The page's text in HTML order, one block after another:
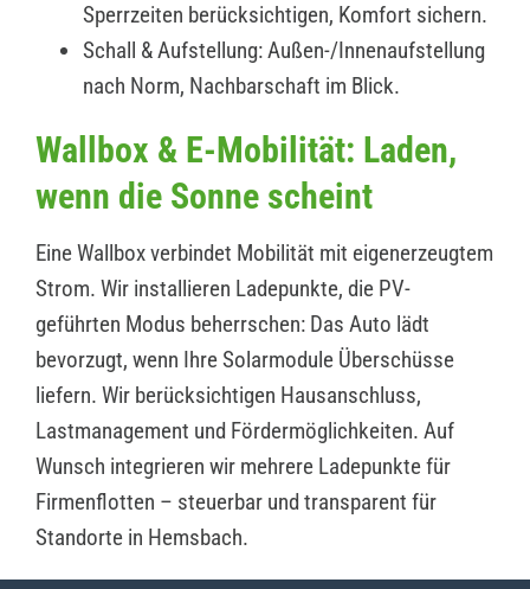
Sperrzeiten berücksichtigen, Komfort sichern.
Schall & Aufstellung: Außen-/Innenaufstellung
nach Norm, Nachbarschaft im Blick.
Wallbox & E-Mobilität: Laden,
wenn die Sonne scheint
Eine Wallbox verbindet Mobilität mit eigenerzeugtem
Strom. Wir installieren Ladepunkte, die PV-
geführten Modus beherrschen: Das Auto lädt
bevorzugt, wenn Ihre Solarmodule Überschüsse
liefern. Wir berücksichtigen Hausanschluss,
Lastmanagement und Fördermöglichkeiten. Auf
Wunsch integrieren wir mehrere Ladepunkte für
Firmenflotten – steuerbar und transparent für
Standorte in Hemsbach.